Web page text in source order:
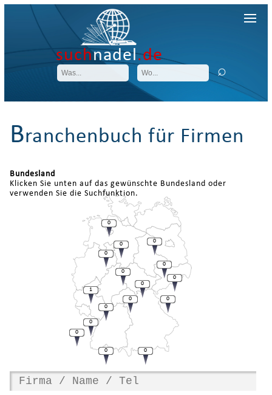
suchnadel.de
Branchenbuch für Firmen
Bundesland
Klicken Sie unten auf das gewünschte Bundesland oder
verwenden Sie die Suchfunktion.
0
0
1
0
0
0
0
0
0
0
0
0
0
0
0
0